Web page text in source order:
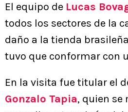
El equipo de Lucas
todos los sectores de la
daño a la tienda
tuvo que conformar con
En la visita fue titular el
Gonzalo Tapia, quien se